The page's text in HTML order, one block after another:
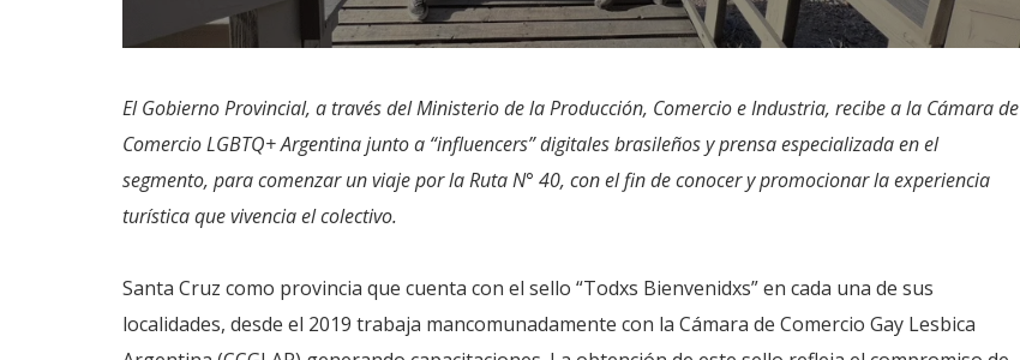
El Gobierno Provincial, a través del Ministerio de la Producción, Comercio e Industria, recibe a la Cámara de
Comercio LGBTQ+ Argentina junto a “influencers” digitales brasileños y prensa especializada en el
segmento, para comenzar un viaje por la Ruta N° 40, con el fin de conocer y promocionar la experiencia
turística que vivencia el colectivo.
Santa Cruz como provincia que cuenta con el sello “Todxs Bienvenidxs” en cada una de sus
localidades, desde el 2019 trabaja mancomunadamente con la Cámara de Comercio Gay Lesbica